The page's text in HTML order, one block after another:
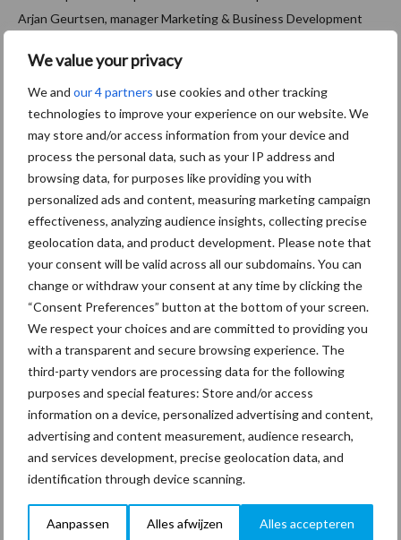
We value your privacy
We and our 4 partners use cookies and other tracking
technologies to improve your experience on our website. We
may store and/or access information from your device and
process the personal data, such as your IP address and
browsing data, for purposes like providing you with
personalized ads and content, measuring marketing campaign
effectiveness, analyzing audience insights, collecting precise
geolocation data, and product development. Please note that
your consent will be valid across all our subdomains. You can
change or withdraw your consent at any time by clicking the
“Consent Preferences” button at the bottom of your screen.
We respect your choices and are committed to providing you
with a transparent and secure browsing experience. The
third-party vendors are processing data for the following
purposes and special features: Store and/or access
information on a device, personalized advertising and content,
advertising and content measurement, audience research,
and services development, precise geolocation data, and
identification through device scanning.
Aanpassen Alles afwijzen Alles accepteren
Arjan Geurtsen, manager Marketing & Business Development
gebleken dat aannames niet de beste basis zijn om
schoonmaakdienstverlening op aan te passen en nieuwe
concepten op te ontwikkelen. We zullen de komende maanden
verder onderzoeken welke factoren invloed hebben op de
vervuiling van een ruimte. Dit levert waardevolle informatie op
waarmee we onze klanten echt verder kunnen helpen.
Samenwerkingsverbanden zoals deze, met twee universiteiten
en Lone Rooftop, hebben volgens ons de toekomst.”
Aanbevolen voor jou! Lees meer
Van onze partner Innovi
Beetle veegrobot: jouw
slimme hulp op de
werkvloer
Van onze partner The Legal
Company
Bescherming van
persoonsgegevens: grip op
de risico’s